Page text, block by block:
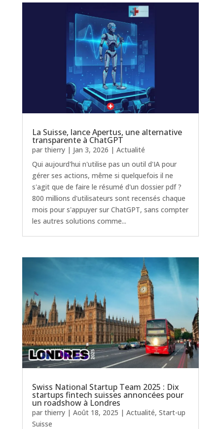
La Suisse, lance Apertus, une alternative
transparente à ChatGPT
par thierry| Jan 3, 2026 | Actualité
Qui aujourd'hui n'utilise pas un outil d'IA pour
gérer ses actions, même si quelquefois il ne
s'agit que de faire le résumé d'un dossier pdf ?
800 millions d'utilisateurs sont recensés chaque
mois pour s'appuyer sur ChatGPT, sans compter
les autres solutions comme...
Swiss National Startup Team 2025 : Dix
startups fintech suisses annoncées pour
un roadshow à Londres
par thierry| Août 18, 2025 | Actualité, Start-up
Suisse